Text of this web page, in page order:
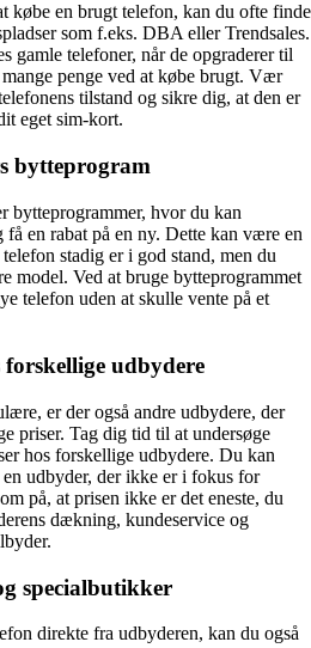
købe en brugt telefon, kan du ofte finde
som f.eks. DBA eller Trendsales.
gamle telefoner, når de opgraderer til
penge ved at købe brugt. Vær
tilstand og sikre dig, at den er
eget sim-kort.
bytteprogram
bytteprogrammer, hvor du kan
en rabat på en ny. Dette kan være en
stadig er i god stand, men du
model. Ved at bruge bytteprogrammet
telefon uden at skulle vente på et
udbydere
er der også andre udbydere, der
priser. Tag dig tid til at undersøge
hos forskellige udbydere. Du kan
udbyder, der ikke er i fokus for
på, at prisen ikke er det eneste, du
dækning, kundeservice og
specialbutikker
direkte fra udbyderen, kan du også